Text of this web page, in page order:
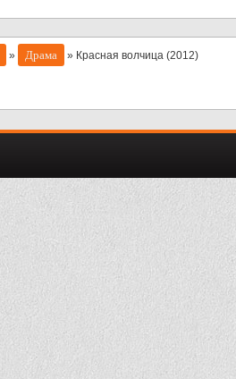
» Драма » Красная волчица (2012)